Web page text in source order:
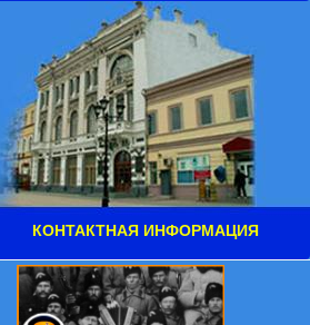
КОНТАКТНАЯ ИНФОРМАЦИЯ